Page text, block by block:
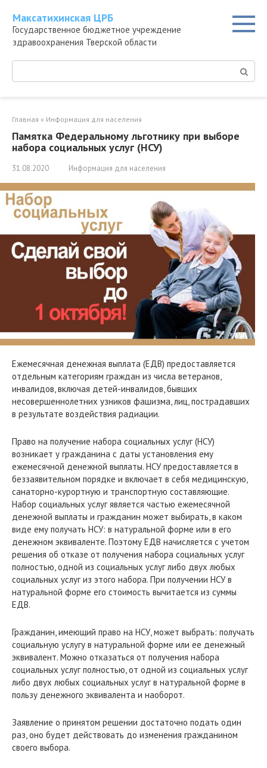
контенту
Максатихинская ЦРБ
Государственное бюджетное учреждение
здравоохранения Тверской области
Поиск:
Главная » Информация для населения
Памятка Федеральному льготнику при выборе
набора социальных услуг (НСУ)
31.08.2020 Информация для населения
Ежемесячная денежная выплата (ЕДВ) предоставляется
отдельным категориям граждан из числа ветеранов,
инвалидов, включая детей-инвалидов, бывших
несовершеннолетних узников фашизма, лиц, пострадавших
в результате воздействия радиации.
Право на получение набора социальных услуг (НСУ)
возникает у гражданина с даты установления ему
ежемесячной денежной выплаты. НСУ предоставляется в
беззаявительном порядке и включает в себя медицинскую,
санаторно-курортную и транспортную составляющие.
Набор социальных услуг является частью ежемесячной
денежной выплаты и гражданин может выбирать, в каком
виде ему получать НСУ: в натуральной форме или в его
денежном эквиваленте. Поэтому ЕДВ начисляется с учетом
решения об отказе от получения набора социальных услуг
полностью, одной из социальных услуг либо двух любых
социальных услуг из этого набора. При получении НСУ в
натуральной форме его стоимость вычитается из суммы
ЕДВ.
Гражданин, имеющий право на НСУ, может выбрать: получать
социальную услугу в натуральной форме или ее денежный
эквивалент. Можно отказаться от получения набора
социальных услуг полностью, от одной из социальных услуг
либо двух любых социальных услуг в натуральной форме в
пользу денежного эквивалента и наоборот.
Заявление о принятом решении достаточно подать один
раз, оно будет действовать до изменения гражданином
своего выбора.